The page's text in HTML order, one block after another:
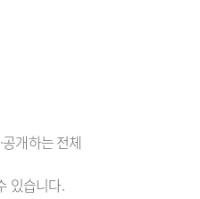
개하는 전체
있습니다.